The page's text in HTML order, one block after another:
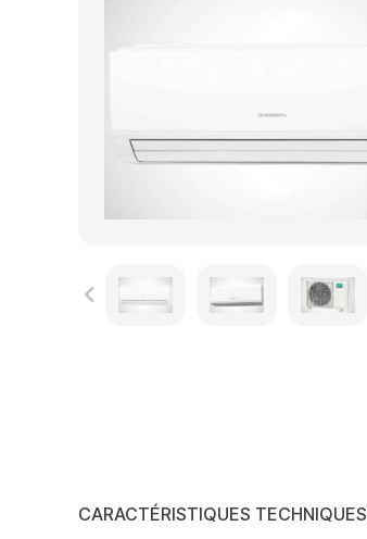
CARACTÉRISTIQUES TECHNIQUES